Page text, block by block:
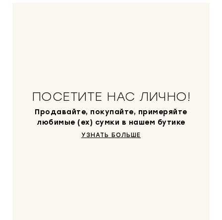
ПОСЕТИТЕ НАС ЛИЧНО!
Продавайте, покупайте, примеряйте
любимые (ex) сумки в нашем бутике
УЗНАТЬ БОЛЬШЕ